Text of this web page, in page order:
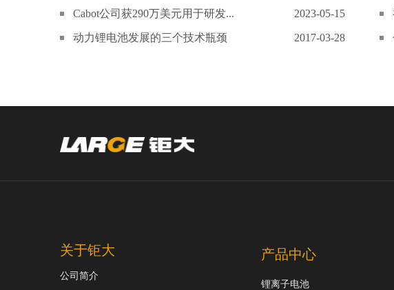
Cabot公司获290万美元用于研发... 2023-05-15
动力锂电池发展的三个技术瓶颈 2017-03-28
关于钜大
公司简介
产品中心
锂离子电池